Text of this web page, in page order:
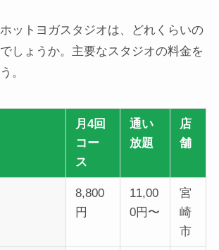
ットヨガスタジオは、どれくらいの
しょうか。主要なスタジオの料金を
。
月4回
コー
ス
通い
放題
店
舗
8,800
円
11,00
0円〜
宮
崎
市